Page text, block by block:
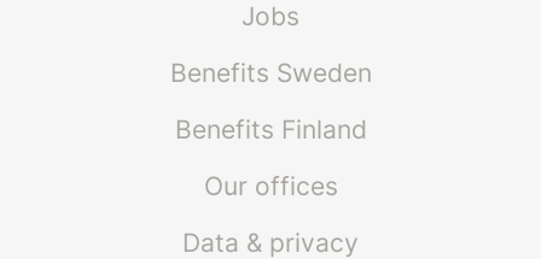
Jobs
Benefits Sweden
Benefits Finland
Our offices
Data & privacy